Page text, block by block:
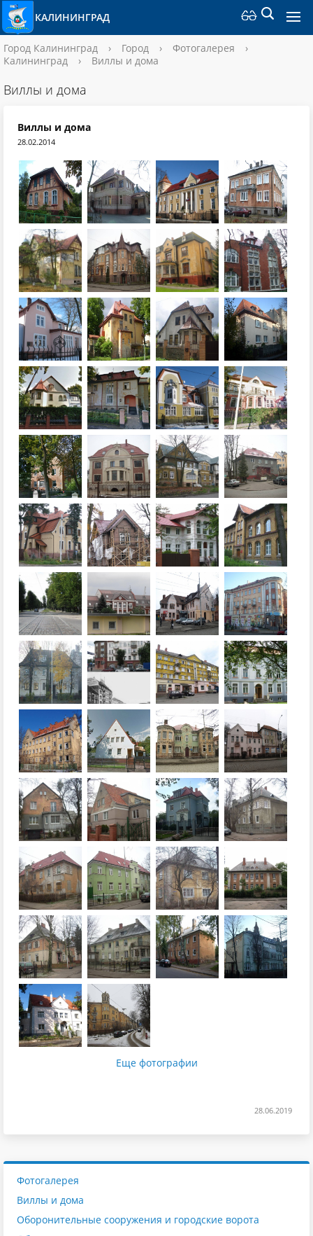
КАЛИНИНГРАД
Город Калининград › Город › Фотогалерея
›
Калининград
› Виллы и дома
Виллы и дома
Виллы и дома
28.02.2014
Еще фотографии
28.06.2019
Фотогалерея
Виллы и дома
Оборонительные сооружения и городские ворота